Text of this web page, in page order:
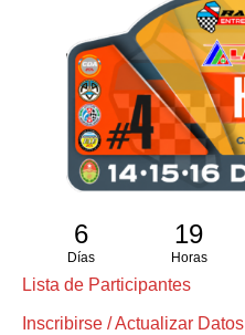
6
Días
19
Horas
Lista de Participantes
Inscribirse / Actualizar Datos